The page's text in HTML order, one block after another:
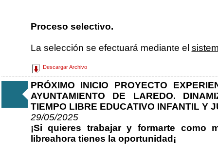
Proceso selectivo.
La selección se efectuará mediante el
Descargar Archivo
PRÓXIMO INICIO PROYECTO
AYUNTAMIENTO DE LAREDO.
TIEMPO LIBRE EDUCATIVO INFANTIL Y
29/05/2025
¡Si quieres trabajar y formarte como
libreahora tienes la oportunidad¡